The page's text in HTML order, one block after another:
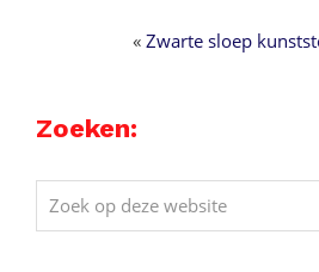
« Zwarte sloep
Zoeken:
Zoek
op